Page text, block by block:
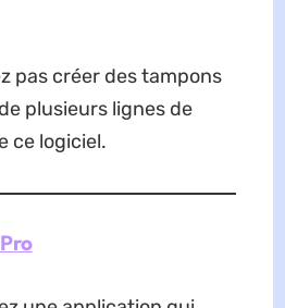
pas créer des tampons
plusieurs lignes de
ce logiciel.